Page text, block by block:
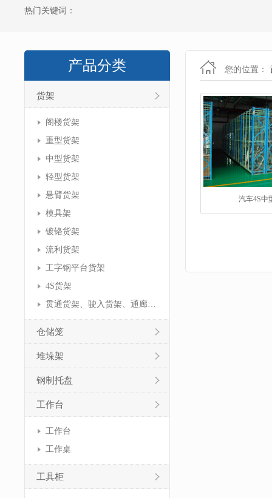
热门关键词：
产品分类
货架
阁楼货架
重型货架
中型货架
轻型货架
悬臂货架
模具架
镀铬货架
流利货架
工字钢平台货架
4S货架
贯通货架、驶入货架、通廊货架
仓储笼
堆垛架
钢制托盘
工作台
工作台
工作桌
工具柜
您的位置：
汽车4S中